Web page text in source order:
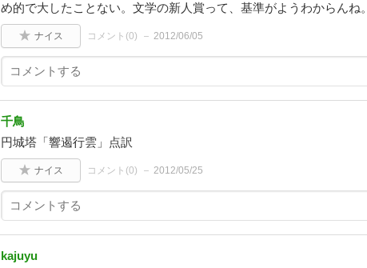
め的で大したことない。文学の新人賞って、基準がようわからんね。
ナイス コメント(0) 2012/06/05
千鳥
円城塔「響遏行雲」点訳
ナイス コメント(0) 2012/05/25
kajuyu